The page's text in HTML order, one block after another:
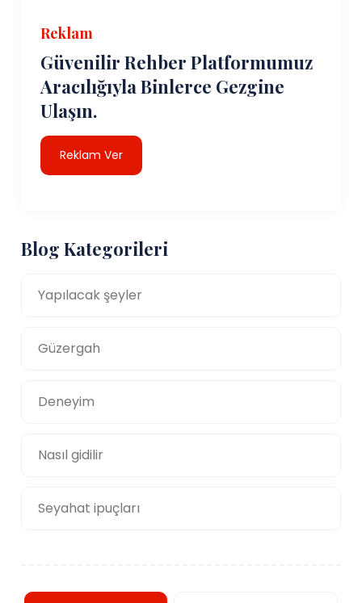
Reklam
Güvenilir Rehber Platformumuz
Aracılığıyla Binlerce Gezgine
Ulaşın.
Reklam Ver
Blog Kategorileri
Yapılacak şeyler
Güzergah
Deneyim
Nasıl gidilir
Seyahat ipuçları